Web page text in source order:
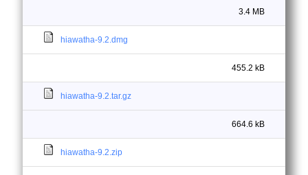
3.4 MB
hiawatha-9.2.dmg
455.2 kB
hiawatha-9.2.tar.gz
664.6 kB
hiawatha-9.2.zip